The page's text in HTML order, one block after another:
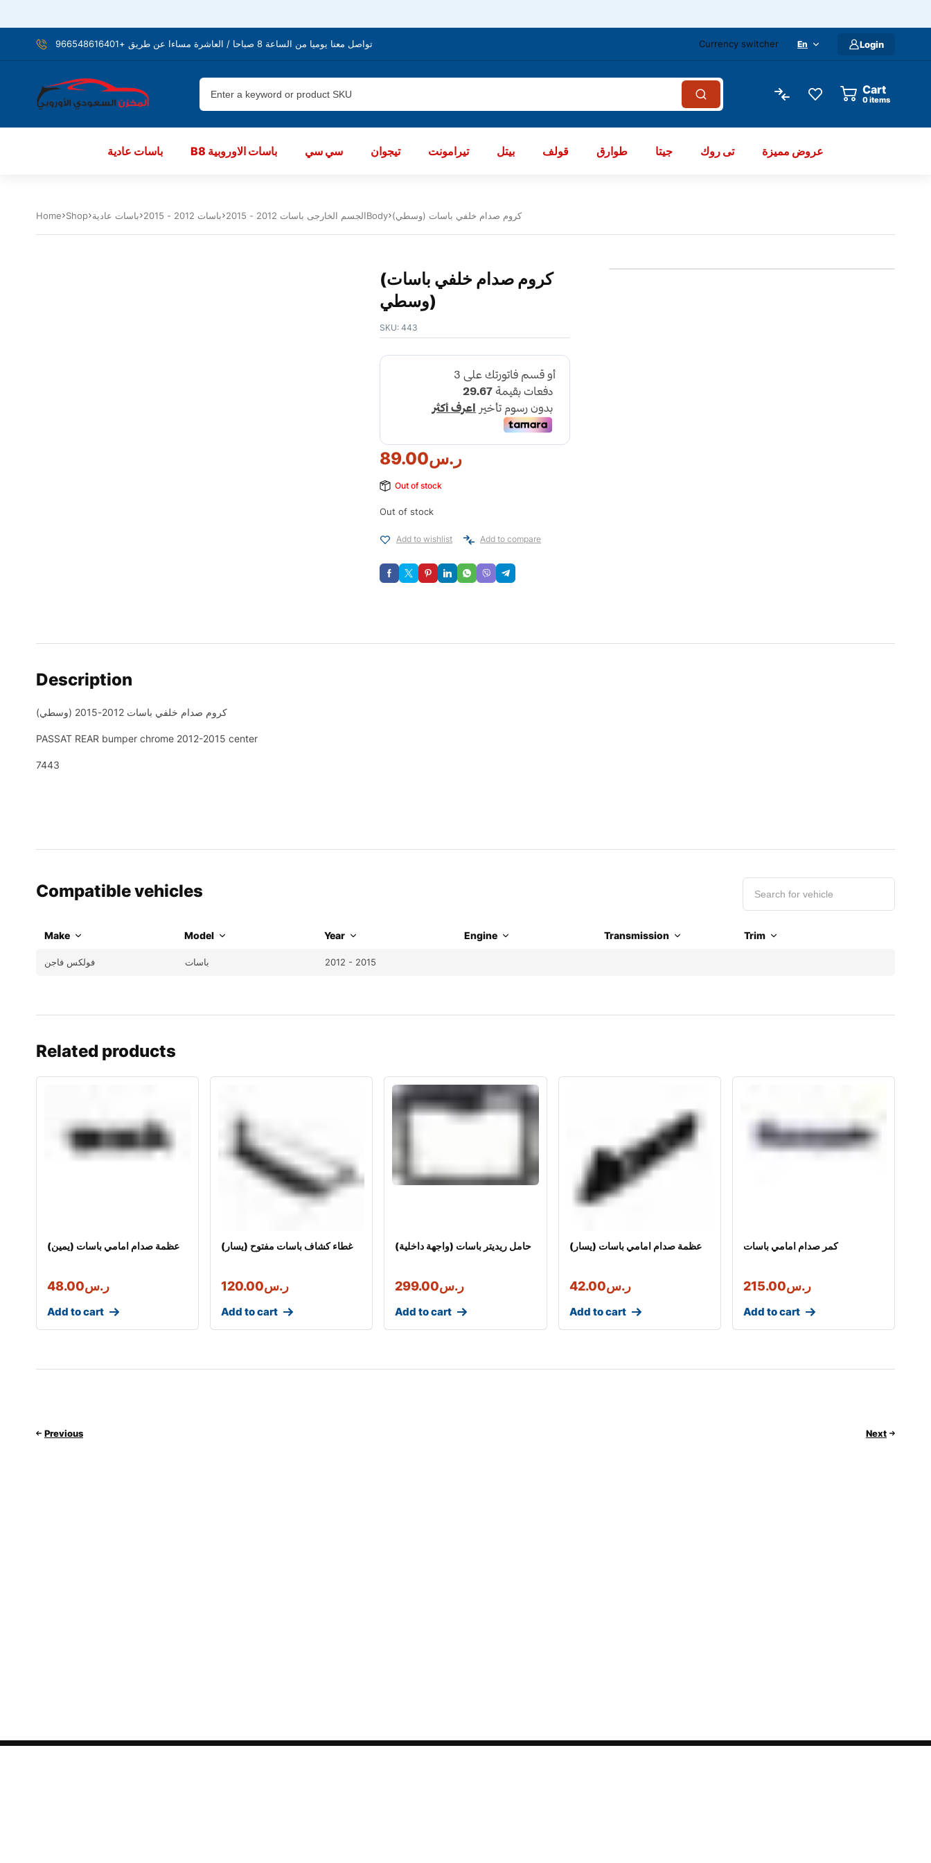
تواصل معنا يوميا من الساعة 8 صباحا / العاشرة مساءا عن طريق +966548616401 Currency switcher En Login
Cart
items
باسات عادية B8 باسات الاوروبية سي سي تيجوان تيرامونت بيتل قولف طوارق جيتا تى روك عروض مميزة
Home Shop باسات عادية باسات 2012 - 2015 الجسم الخارجى باسات 2012 - 2015Body (كروم صدام خلفي باسات (وسطي
(كروم صدام خلفي باسات
(وسطي
SKU: 443
ر.س89.00
Out of stock
Out of stock
Add to wishlist Add to compare
Description
(كروم صدام خلفي باسات 2012-2015 (وسطي
PASSAT REAR bumper chrome 2012-2015 center
7443
Compatible vehicles
Make Model Year Engine Transmission Trim
فولكس فاجن باسات 2012 - 2015
Related products
عظمة صدام امامي باسات (يمين)
ر.س48.00
Add to cart
غطاء كشاف باسات مفتوح (يسار)
ر.س120.00
Add to cart
(حامل ريديتر باسات (واجهة داخلية
ر.س299.00
Add to cart
عظمة صدام امامي باسات (يسار)
ر.س42.00
Add to cart
كمر صدام امامي باسات
ر.س215.00
Add to cart
Previous Next